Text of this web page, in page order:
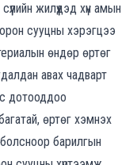
жилүүдэд хүн амын
сууцны хэрэгцээ
өндөр өртөг
авах чадварт
дотооддоо
өртөг хэмнэх
барилгын